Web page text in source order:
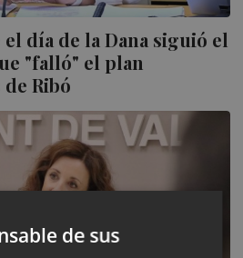
día de la Dana siguió el
"falló" el plan
Ribó
de sus